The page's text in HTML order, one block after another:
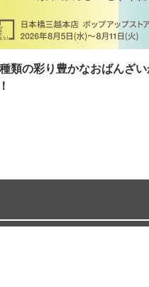
類の彩り豊かなおばんざ